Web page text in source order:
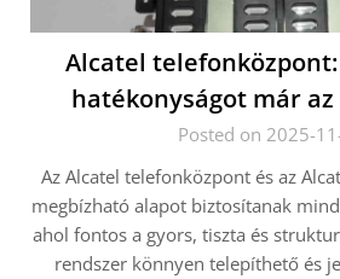
Alcatel
hatékonyságot már
Posted on 2025-
Az Alcatel telefonközpont és az
megbízható alapot biztosítanak
ahol fontos a gyors, tiszta és
rendszer könnyen telepíthető és